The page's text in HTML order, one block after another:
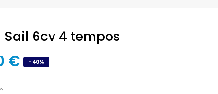
6cv 4 tempos
€ - 40%